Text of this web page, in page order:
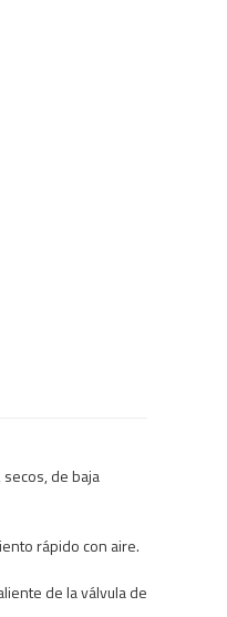
, secos,de baja
rápido con aire.
dela válvulade